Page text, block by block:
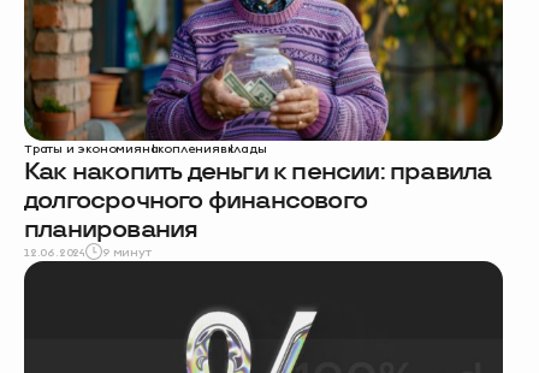
Траты и экономиянакоплениявклады
Как накопить деньги к пенсии: правила
долгосрочного финансового
планирования
12.06.2024 9 минут